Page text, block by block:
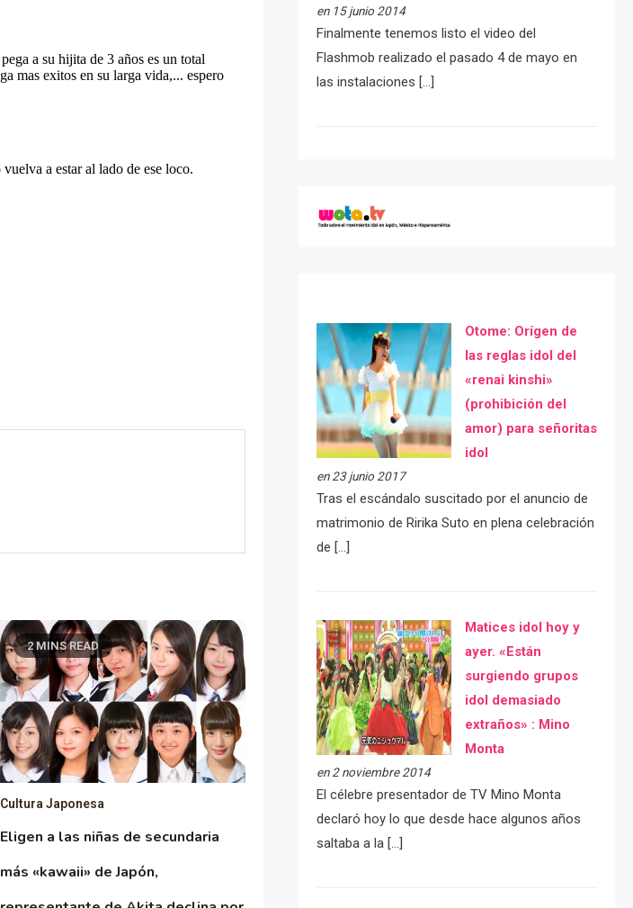
2 MINS READ
Cultura Japonesa
Eligen a las niñas de secundaria
más «kawaii» de Japón,
en 15 junio 2014
Finalmente tenemos listo el video del
Flashmob realizado el pasado 4 de mayo en
las instalaciones […]
Otome: Orígen de
las reglas idol del
«renai kinshi»
(prohibición del
amor) para señoritas
idol
en 23 junio 2017
Tras el escándalo suscitado por el anuncio de
matrimonio de Ririka Suto en plena celebración
de […]
Matices idol hoy y
ayer. «Están
surgiendo grupos
idol demasiado
extraños» : Mino
Monta
en 2 noviembre 2014
El célebre presentador de TV Mino Monta
declaró hoy lo que desde hace algunos años
saltaba a la […]